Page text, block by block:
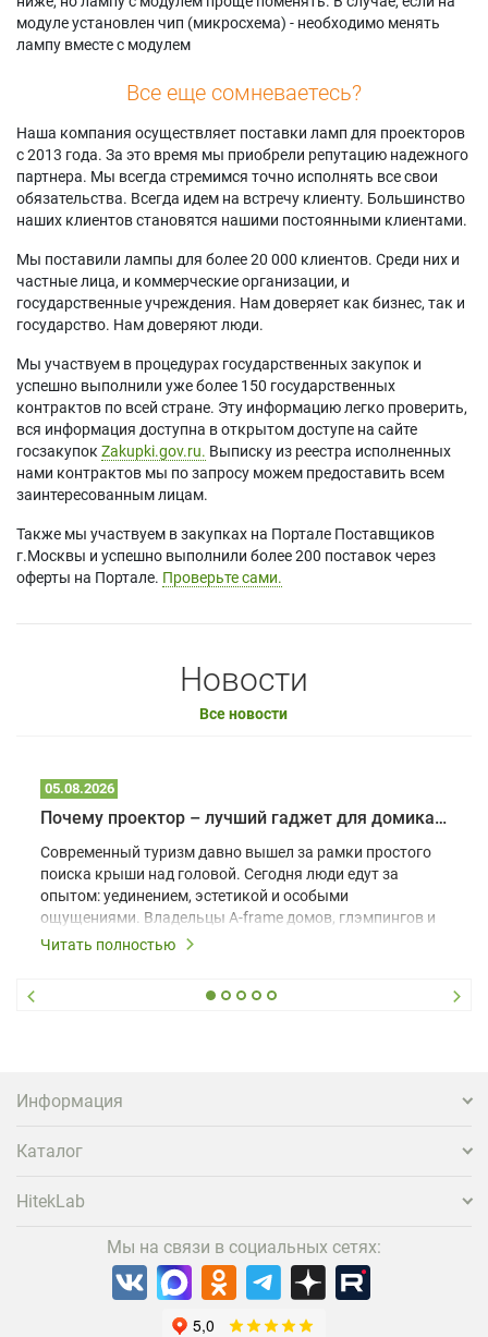
модуле установлен чип (микросхема) - необходимо менять
лампу вместе с модулем
Все еще сомневаетесь?
Наша компания осуществляет поставки ламп для проекторов
с 2013 года. За это время мы приобрели репутацию надежного
партнера. Мы всегда стремимся точно исполнять все свои
обязательства. Всегда идем на встречу клиенту. Большинство
наших клиентов становятся нашими постоянными клиентами.
Мы поставили лампы для более 20 000 клиентов. Среди них и
частные лица, и коммерческие организации, и
государственные учреждения. Нам доверяет как бизнес, так и
государство. Нам доверяют люди.
Мы участвуем в процедурах государственных закупок и
успешно выполнили уже более 150 государственных
контрактов по всей стране. Эту информацию легко проверить,
вся информация доступна в открытом доступе на сайте
госзакупок Zakupki.gov.ru. Выписку из реестра исполненных
нами контрактов мы по запросу можем предоставить всем
заинтересованным лицам.
Также мы участвуем в закупках на Портале Поставщиков
г.Москвы и успешно выполнили более 200 поставок через
оферты на Портале. Проверьте сами.
Новости
Все новости
05.08.2026
Почему проектор – лучший гаджет для домика в глэмпинге
Современный туризм давно вышел за рамки простого
поиска крыши над головой. Сегодня люди едут за
опытом: уединением, эстетикой и особыми
ощущениями. Владельцы A-frame домов, глэмпингов и
шале понимают, что конкуренция растет, и
вернуться и поделиться впечатлениями в соцсетях,
проектора.
Читать полностью
Информация
Каталог
HitekLab
Мы на связи в социальных сетях: